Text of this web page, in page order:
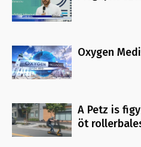
Oxygen
A Petz is
öt